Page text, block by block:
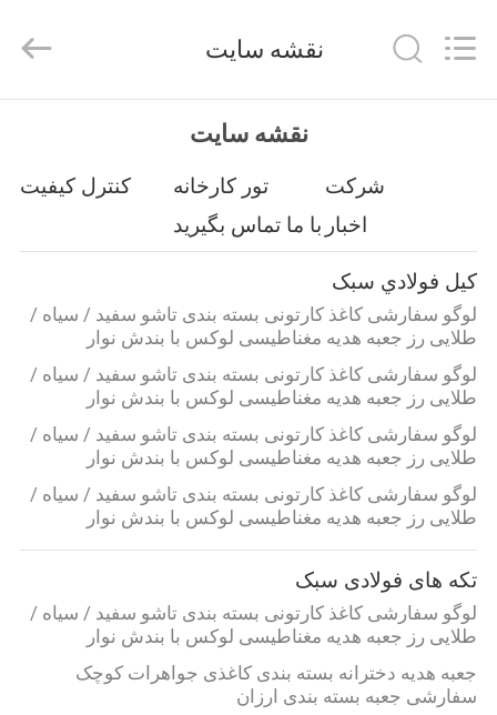
محصولات
ویدیو
نمایش
VR
درباره
ما
تور
کارخانه
کنترل
کیفیت
Rights
by
نقشه سایت
نقشه سایت
شرکت تور کارخانه
کنترل کیفیت
اخبار با ما تماس بگیرید
کيل فولادي سبک
لوگو سفارشی کاغذ کارتونی بسته بندی تاشو سفید / سیاه /
طلایی رز جعبه هدیه مغناطیسی لوکس با بندش نوار
لوگو سفارشی کاغذ کارتونی بسته بندی تاشو سفید / سیاه /
طلایی رز جعبه هدیه مغناطیسی لوکس با بندش نوار
لوگو سفارشی کاغذ کارتونی بسته بندی تاشو سفید / سیاه /
طلایی رز جعبه هدیه مغناطیسی لوکس با بندش نوار
لوگو سفارشی کاغذ کارتونی بسته بندی تاشو سفید / سیاه /
طلایی رز جعبه هدیه مغناطیسی لوکس با بندش نوار
تکه های فولادی سبک
لوگو سفارشی کاغذ کارتونی بسته بندی تاشو سفید / سیاه /
طلایی رز جعبه هدیه مغناطیسی لوکس با بندش نوار
جعبه هدیه دخترانه بسته بندی کاغذی جواهرات کوچک
سفارشی جعبه بسته بندی ارزان